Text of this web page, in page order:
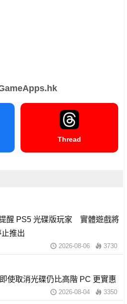
Thread
醒 PS5 光碟版玩家 實體遊戲將
推出
2026-08-06 3730
使取消光碟仍比高階 PC 更實惠
2026-08-04 3350